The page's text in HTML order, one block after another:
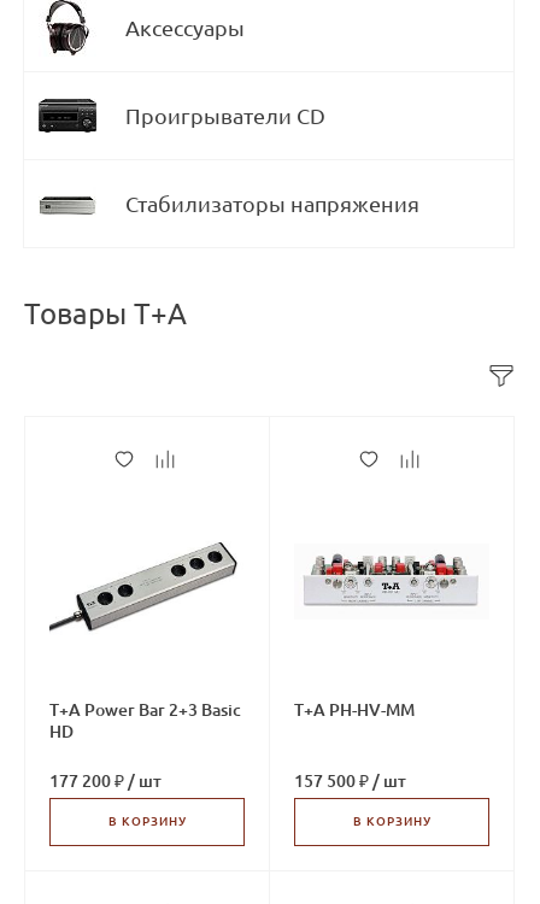
Аксессуары
Проигрыватели CD
Стабилизаторы напряжения
Товары T+A
T+A Power Bar 2+3 Basic
HD
177 200 ₽ / шт
В КОРЗИНУ
T+A PH-HV-MM
157 500 ₽ / шт
В КОРЗИНУ